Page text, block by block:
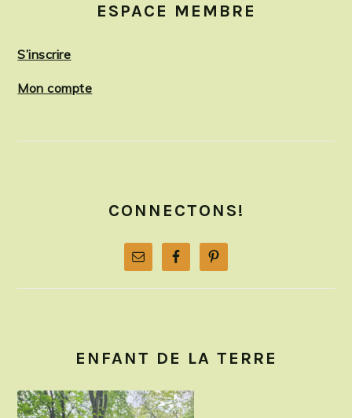
SIDEBARESPACE MEMBRE
S’inscrire
Mon compte
CONNECTONS!
ENFANT DE LA TERRE